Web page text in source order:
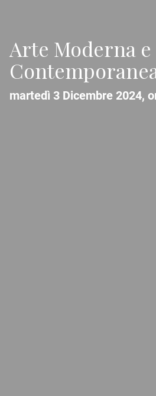
Arte Moderna e
martedì 3 Dicembre 2024,